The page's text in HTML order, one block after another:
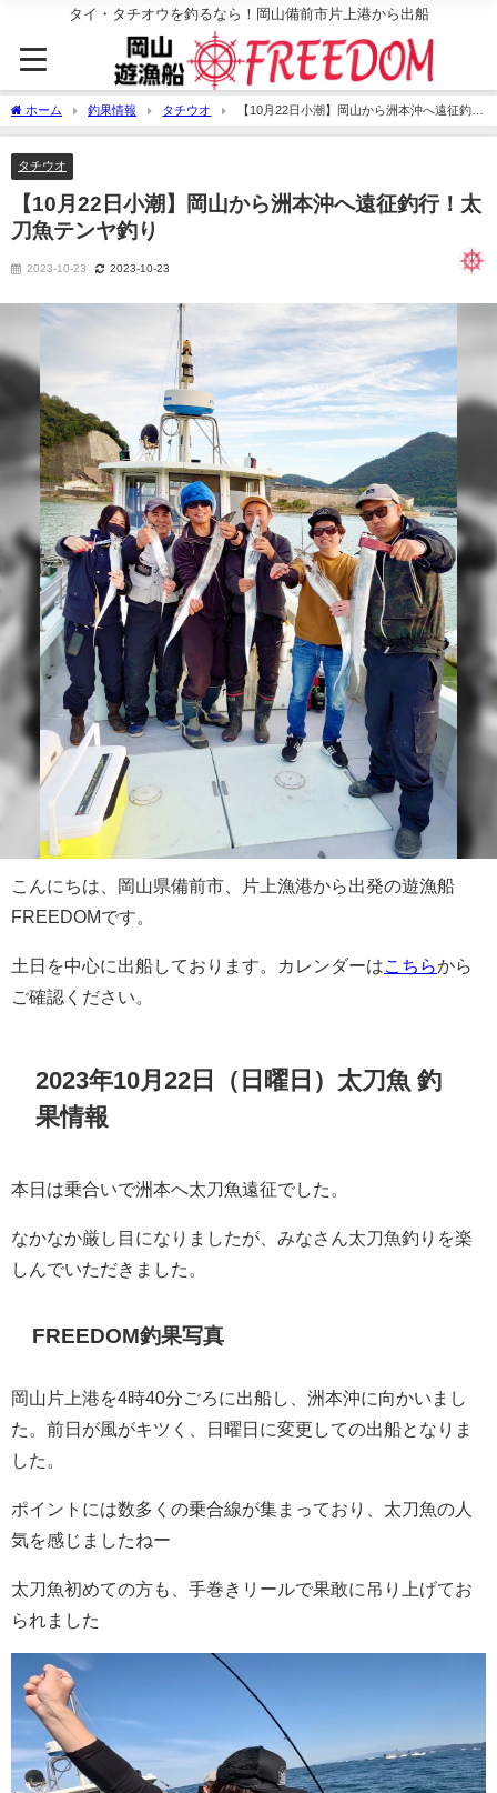
タイ・タチオウを釣るなら！岡山備前市片上港から出船
ホーム 釣果情報 タチウオ
【10月22日小潮】岡山から洲本沖へ遠征釣
行！太刀魚テンヤ釣り
タチウオ
【10月22日小潮】岡山から洲本沖へ遠征釣行！太
刀魚テンヤ釣り
2023-10-23 2023-10-23
こんにちは、岡山県備前市、片上漁港から出発の遊漁船
FREEDOMです。
土日を中心に出船しております。カレンダーはこちらから
ご確認ください。
2023年10月22日（日曜日）太刀魚 釣
果情報
本日は乗合いで洲本へ太刀魚遠征でした。
なかなか厳し目になりましたが、みなさん太刀魚釣りを楽
しんでいただきました。
FREEDOM釣果写真
岡山片上港を4時40分ごろに出船し、洲本沖に向かいまし
た。前日が風がキツく、日曜日に変更しての出船となりま
した。
ポイントには数多くの乗合線が集まっており、太刀魚の人
気を感じましたねー
太刀魚初めての方も、手巻きリールで果敢に吊り上げてお
られました